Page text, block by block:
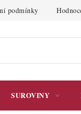
podmínky
SUROVINY